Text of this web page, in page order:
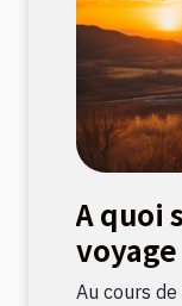
A quoi
Au cours